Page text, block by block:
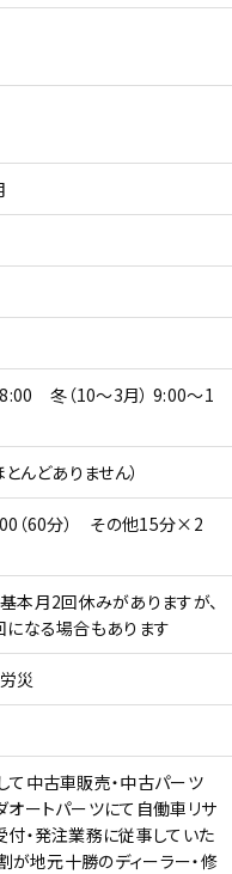
冬（10～3月） 9:00～1
んどありません）
（60分） その他15分×2
月2回休みがありますが、
なる場合もあります
災
て中古車販売・中古パーツ
ートパーツにて自働車リサ
・発注業務に従事していた
が地元十勝のディーラー・修